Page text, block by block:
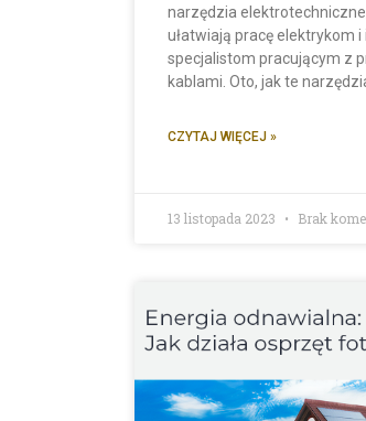
narzędzia
ułatwiają pracę elektrykom i
specjalistom pracującym z
kablami. Oto, jak te
CZYTAJ WIĘCEJ »
13 listopada 2023 Brak